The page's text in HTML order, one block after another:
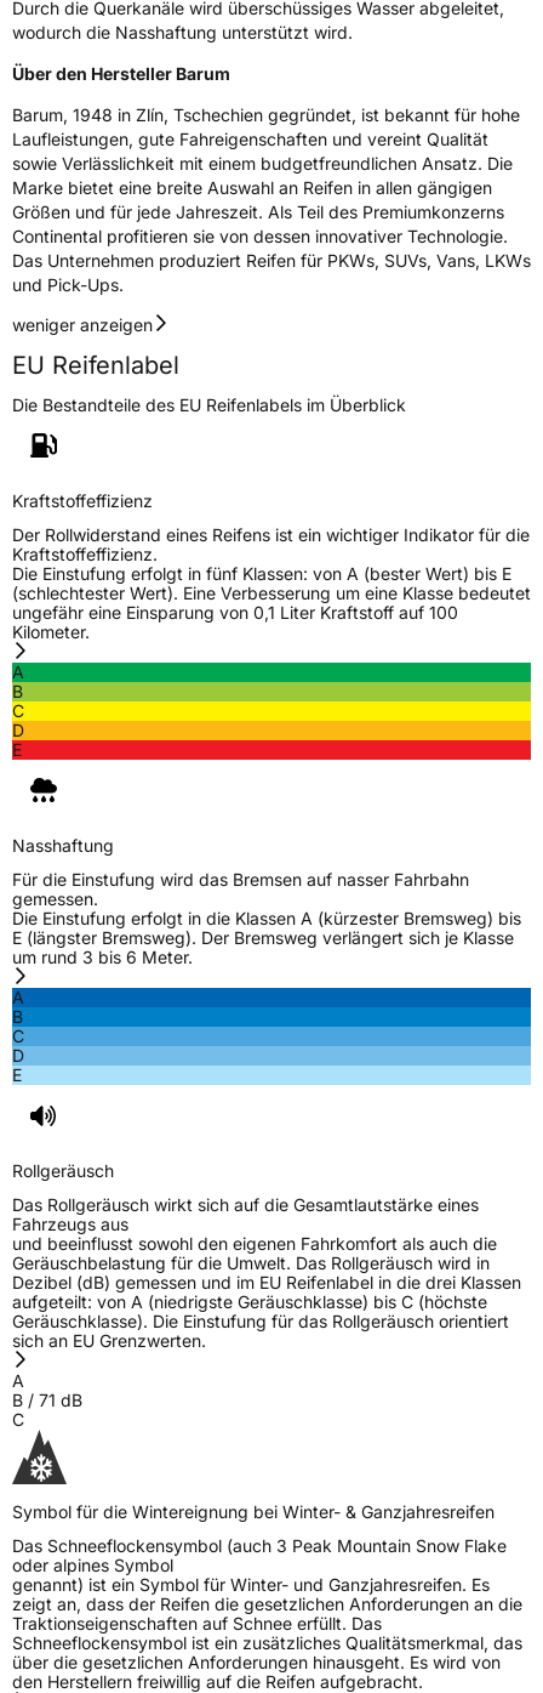
FahrzeugklasseC1
Eisgrip
Nein
EPREL ID491474
Allgemeine Produktsicherheit (GPSR)
Herstellerkontakt
Deutschland,
Durch die Querkanäle wird überschüssiges Wasser abgeleitet,
wodurch die Nasshaftung unterstützt wird.
Über den Hersteller Barum
Barum, 1948 in Zlín, Tschechien gegründet, ist bekannt für hohe
Laufleistungen, gute Fahreigenschaften und vereint Qualität
sowie Verlässlichkeit mit einem budgetfreundlichen Ansatz. Die
Marke bietet eine breite Auswahl an Reifen in allen gängigen
Größen und für jede Jahreszeit. Als Teil des Premiumkonzerns
Continental profitieren sie von dessen innovativer Technologie.
Das Unternehmen produziert Reifen für PKWs, SUVs, Vans, LKWs
und Pick-Ups.
weniger anzeigen
EU Reifenlabel
Die Bestandteile des EU Reifenlabels im Überblick
Kraftstoffeffizienz
Der Rollwiderstand eines Reifens ist ein wichtiger Indikator für die
Kraftstoffeffizienz.
Die Einstufung erfolgt in fünf Klassen: von A (bester Wert) bis E
(schlechtester Wert). Eine Verbesserung um eine Klasse bedeutet
ungefähr eine Einsparung von 0,1 Liter Kraftstoff auf 100
Kilometer.
A
B
C
D
E
Nasshaftung
Für die Einstufung wird das Bremsen auf nasser Fahrbahn
gemessen.
Die Einstufung erfolgt in die Klassen A (kürzester Bremsweg) bis
E (längster Bremsweg). Der Bremsweg verlängert sich je Klasse
um rund 3 bis 6 Meter.
A
B
C
D
E
Rollgeräusch
Das Rollgeräusch wirkt sich auf die Gesamtlautstärke eines
Fahrzeugs aus
und beeinflusst sowohl den eigenen Fahrkomfort als auch die
Geräuschbelastung für die Umwelt. Das Rollgeräusch wird in
Dezibel (dB) gemessen und im EU Reifenlabel in die drei Klassen
aufgeteilt: von A (niedrigste Geräuschklasse) bis C (höchste
Geräuschklasse). Die Einstufung für das Rollgeräusch orientiert
sich an EU Grenzwerten.
A
B / 71 dB
C
Symbol für die Wintereignung bei Winter- & Ganzjahresreifen
Das Schneeflockensymbol (auch 3 Peak Mountain Snow Flake
oder alpines Symbol
genannt) ist ein Symbol für Winter- und Ganzjahresreifen. Es
zeigt an, dass der Reifen die gesetzlichen Anforderungen an die
Traktionseigenschaften auf Schnee erfüllt. Das
Schneeflockensymbol ist ein zusätzliches Qualitätsmerkmal, das
über die gesetzlichen Anforderungen hinausgeht. Es wird von
den Herstellern freiwillig auf die Reifen aufgebracht.